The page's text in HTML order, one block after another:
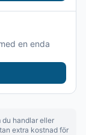
en enda
handlar eller
extra kostnad för